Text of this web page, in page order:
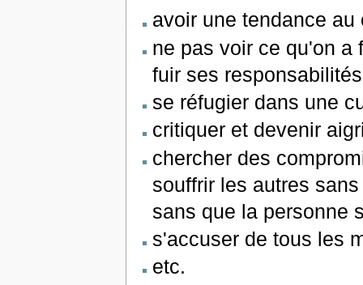
avoir une tendance
ne pas voir ce qu'on a
fuir ses
se réfugier dans une
critiquer et devenir
chercher des
souffrir les autres
sans que la personne
s'accuser de tous les
etc.